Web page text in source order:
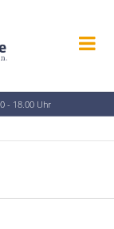
- 18.00 Uhr